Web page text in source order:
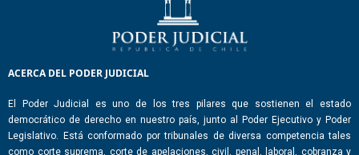
ACERCA DEL PODER JUDICIAL
El Poder Judicial es uno de los tres pilares que sostienen el estado
democrático de derecho en nuestro país, junto al Poder Ejecutivo y Poder
Legislativo. Está conformado por tribunales de diversa competencia tales
como corte suprema, corte de apelaciones, civil, penal, laboral, cobranza y